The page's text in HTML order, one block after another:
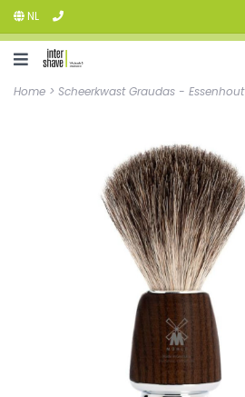
NL
Home > Scheerkwast Graudas - Essenhout